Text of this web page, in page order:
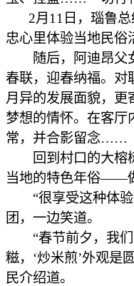
2月11日，瑙鲁
忠心里体验当地民俗
随后，阿迪昂父女
春联，迎春纳福。对
月异的发展面貌，更
梦想的情怀。在客厅
常，并合影留念……
回到村口的大榕树
当地的特色年俗——
“很享受这种体验
团，一边笑道。
“春节前夕，我们
糍，‘炒米煎’外观是
民介绍道。